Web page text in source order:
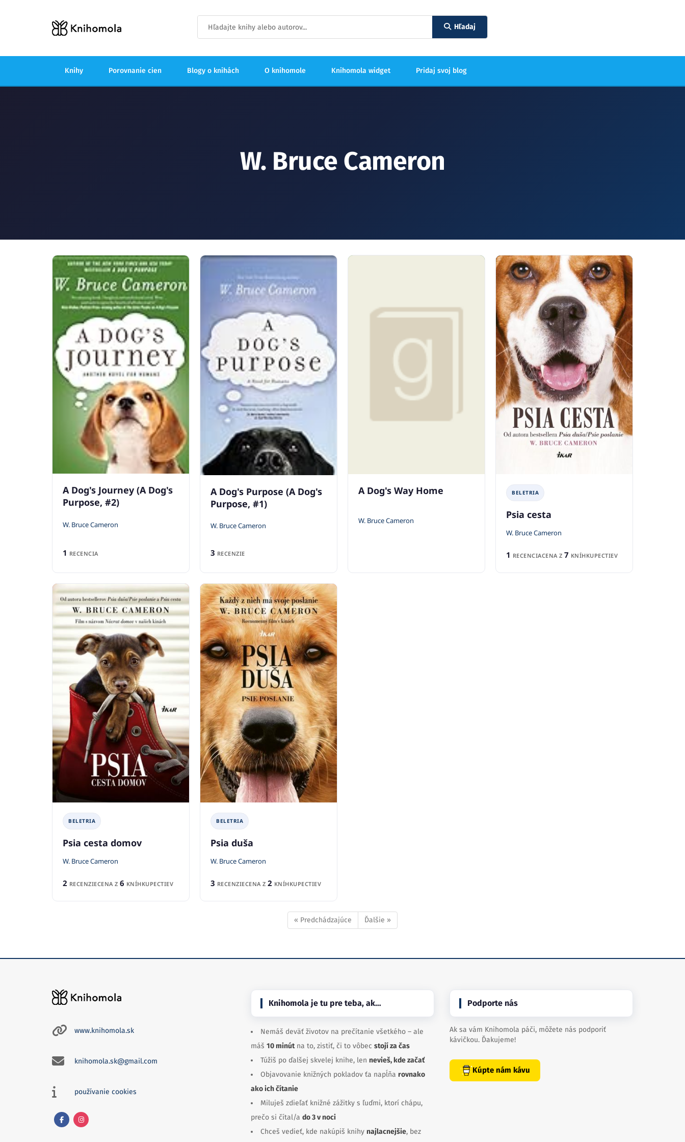
Hľadaj
Knihy Porovnanie cien Blogy o knihách O knihomole Knihomola widget Pridaj svoj blog
W. Bruce Cameron
A Dog's Journey (A Dog's
Purpose, #2)
W. Bruce Cameron
1 RECENCIA
A Dog's Purpose (A Dog's
Purpose, #1)
W. Bruce Cameron
3 RECENZIE
A Dog's Way Home
W. Bruce Cameron
BELETRIA
Psia cesta
W. Bruce Cameron
1 RECENCIACENA Z 7 KNÍHKUPECTIEV
BELETRIA
Psia cesta domov
W. Bruce Cameron
2 RECENZIECENA Z 6 KNÍHKUPECTIEV
BELETRIA
Psia duša
W. Bruce Cameron
3 RECENZIECENA Z 2 KNÍHKUPECTIEV
« Predchádzajúce Ďalšie »
www.knihomola.sk
knihomola.sk@gmail.com
používanie cookies
Knihomola je tu pre teba, ak…
Nemáš deväť životov na prečítanie všetkého – ale
máš 10 minútna to, zistiť, či to vôbec stojí za čas
Túžiš po ďalšej skvelej knihe, len nevieš, kde začať
Objavovanie knižných pokladov ťa napĺňa rovnako
ako ich čítanie
Miluješ zdieľať knižné zážitky s ľuďmi, ktorí chápu,
prečo si čítal/a do 3 v noci
Chceš vedieť, kde nakúpiš knihy najlacnejšie, bez
Podporte nás
Ak sa vám Knihomola páči, môžete nás podporiť
kávičkou. Ďakujeme!
Kúpte nám kávu